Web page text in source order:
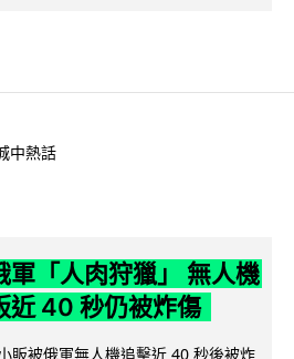
中熱話
軍「人肉狩獵」 無人機
近 40 秒仍被炸傷
販被俄軍無人機追擊近 40 秒後被炸